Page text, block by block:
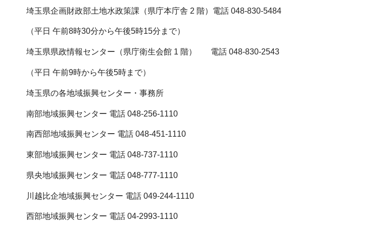
埼玉県企画財政部土地水政策課（県庁本庁舎 2 階）電話 048-830-5484
（平日 午前8時30分から午後5時15分まで）
埼玉県県政情報センター（県庁衛生会館 1 階） 電話 048-830-2543
（平日 午前9時から午後5時まで）
埼玉県の各地域振興センター・事務所
南部地域振興センター 電話 048-256-1110
南西部地域振興センター 電話 048-451-1110
東部地域振興センター 電話 048-737-1110
県央地域振興センター 電話 048-777-1110
川越比企地域振興センター 電話 049-244-1110
西部地域振興センター 電話 04-2993-1110